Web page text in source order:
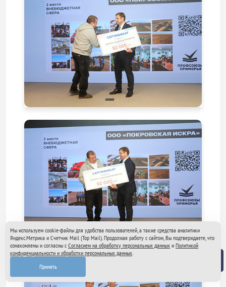
Мы используем cookie-файлы для удобства пользователей, а также средства аналитики
Яндекс.Метрика и Счетчик Mail (Top Mail). Продолжая работу с сайтом, Вы подтверждаете, что
ознакомлены и согласны с Согласием на обработку персональных данных и Политикой
конфиденциальности и обработки персональных данных.
Принять